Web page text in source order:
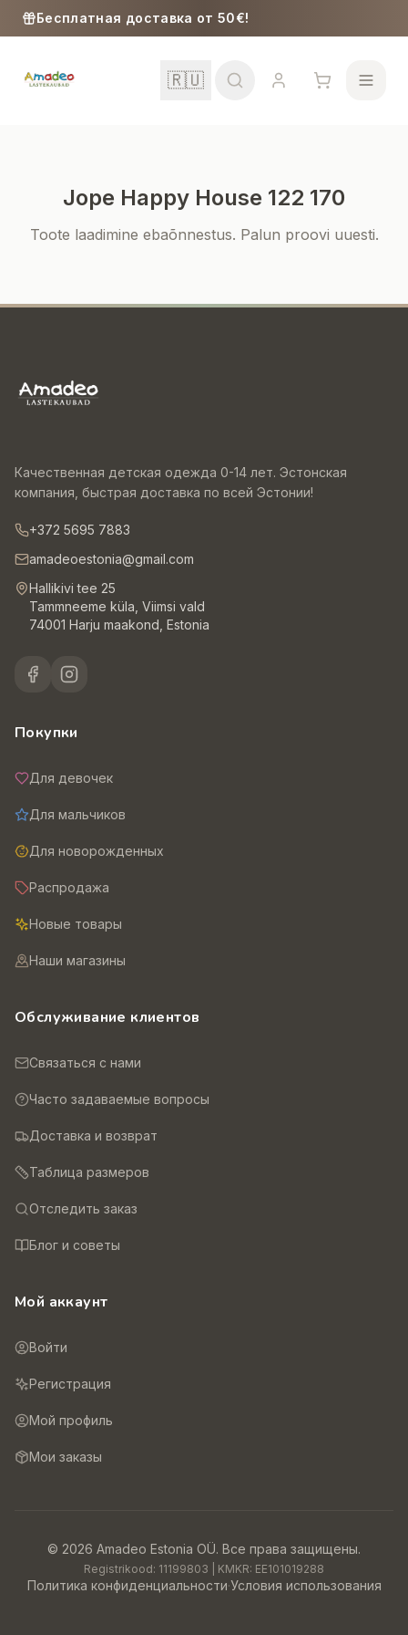
Skip to content
Бесплатная доставка от 50€!
🇷🇺
Малыши
Jope Happy House 122 170
Toote laadimine ebaõnnestus. Palun proovi uuesti.
Качественная детская одежда 0-14 лет. Эстонская
компания, быстрая доставка по всей Эстонии!
+372 5695 7883
amadeoestonia@gmail.com
Hallikivi tee 25
Tammneeme küla, Viimsi vald
74001 Harju maakond, Estonia
Покупки
Для девочек
Для мальчиков
Для новорожденных
Распродажа
Новые товары
Наши магазины
Обслуживание клиентов
Связаться с нами
Часто задаваемые вопросы
Доставка и возврат
Таблица размеров
Отследить заказ
Блог и советы
Мой аккаунт
Войти
Регистрация
Мой профиль
Мои заказы
© 2026 Amadeo Estonia OÜ. Все права защищены.
Registrikood: 11199803 | KMKR: EE101019288
Политика конфиденциальности·Условия использования